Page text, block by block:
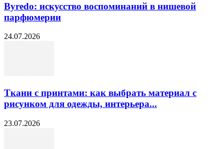
Byredo: искусство воспоминаний в нишевой
парфюмерии
24.07.2026
Ткани с принтами: как выбрать материал с
рисунком для одежды, интерьера...
23.07.2026